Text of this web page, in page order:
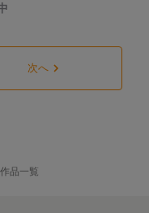
次へ
品一覧